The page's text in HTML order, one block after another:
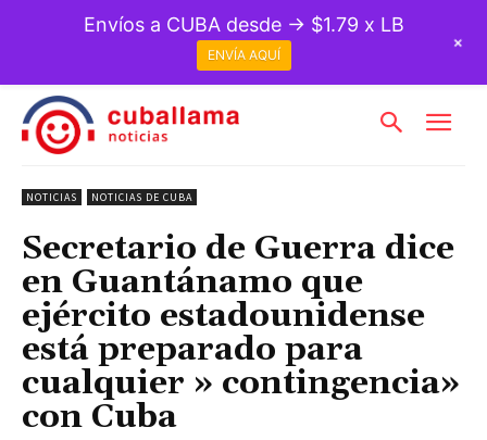
NOTICIAS NOTICIAS DE CUBA
Secretario de Guerra dice
en Guantánamo que
ejército estadounidense
está preparado para
cualquier » contingencia»
con Cuba
Envíos a CUBA desde → $1.79 x LB
ENVÍA AQUÍ
+